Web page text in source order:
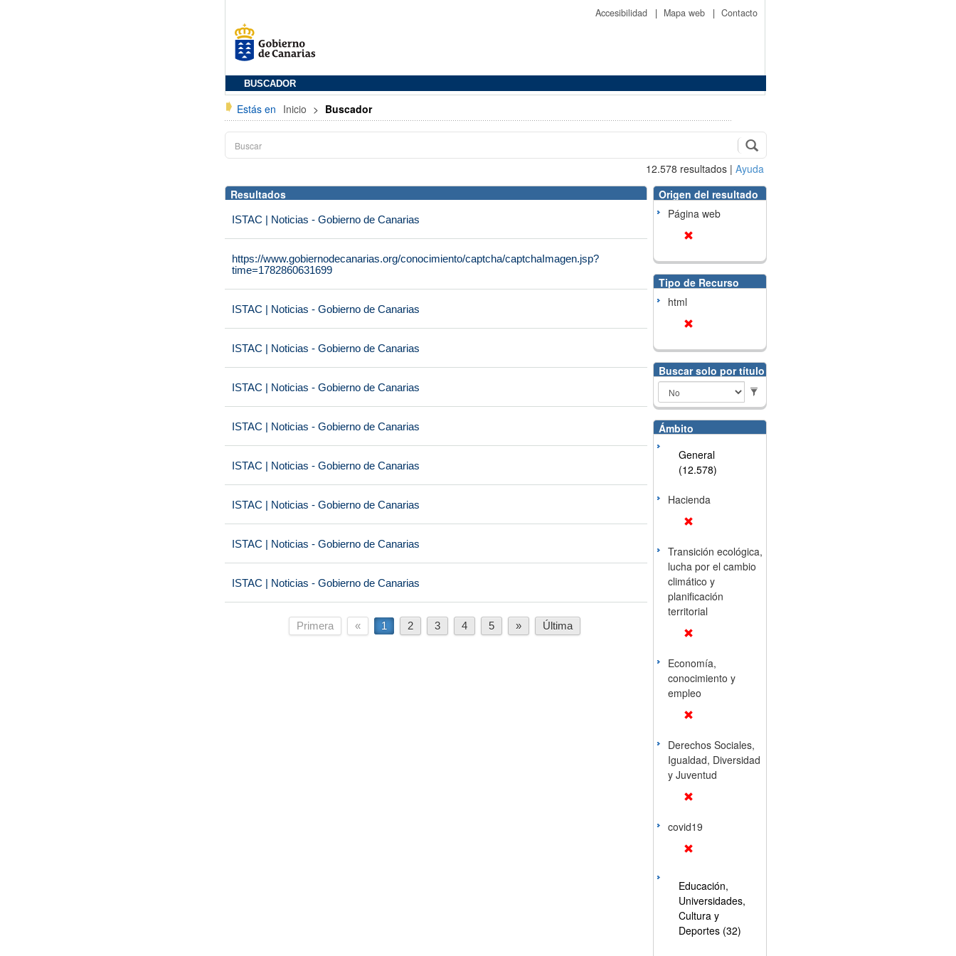
Accesibilidad | Mapa web | Contacto
BUSCADOR
Estás en Inicio > Buscador
12.578 resultados | Ayuda
Resultados
ISTAC | Noticias - Gobierno de Canarias
https://www.gobiernodecanarias.org/conocimiento/captcha/captchaImagen.jsp?
time=1782860631699
ISTAC | Noticias - Gobierno de Canarias
ISTAC | Noticias - Gobierno de Canarias
ISTAC | Noticias - Gobierno de Canarias
ISTAC | Noticias - Gobierno de Canarias
ISTAC | Noticias - Gobierno de Canarias
ISTAC | Noticias - Gobierno de Canarias
ISTAC | Noticias - Gobierno de Canarias
ISTAC | Noticias - Gobierno de Canarias
Primera « 1 2 3 4 5 » Última
Origen del resultado
Página web
Tipo de Recurso
html
Buscar solo por título
Ámbito
General
(12.578)
Hacienda
Transición ecológica,
lucha por el cambio
climático y
planificación
territorial
Economía,
conocimiento y
empleo
Derechos Sociales,
Igualdad, Diversidad
y Juventud
covid19
Educación,
Universidades,
Cultura y
Deportes (32)